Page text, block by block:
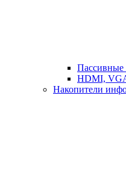
Пассивные
HDMI,
Накопители